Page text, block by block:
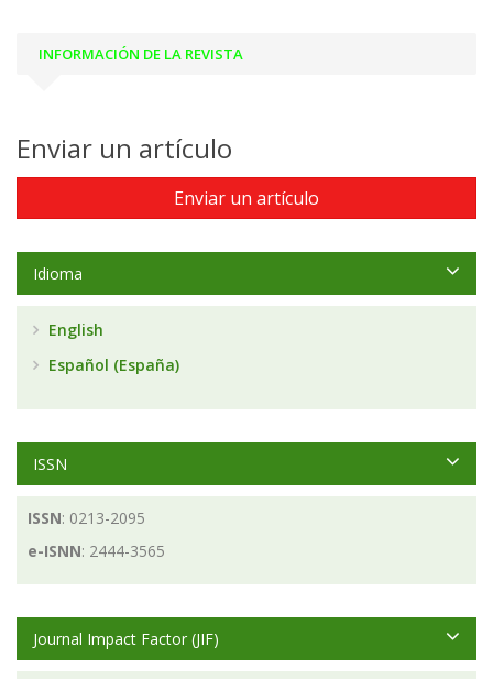
INFORMACIÓN DE LA REVISTA
Enviar un artículo
Enviar un artículo
Idioma
English
Español (España)
ISSN
ISSN: 0213-2095
e-ISNN: 2444-3565
Journal Impact Factor (JIF)